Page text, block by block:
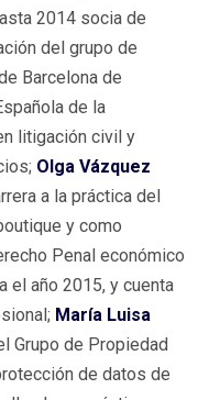
2014 socia de
del grupo de
Barcelona de
de la
litigación civil y
Olga Vázquez
a la práctica del
y como
Penal económico
el año 2015, y cuenta
María Luisa
Grupo de Propiedad
de datos de